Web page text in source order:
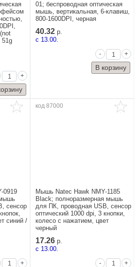
51g
+
01; беспроводная оптическая
мышь, вертикальная, 6-клавиш,
800-1600DPI, черная
40.32 р.
c 13.00.
-
+
0919
сенсор
синий /
+
код 87000
Мышь Natec Hawk NMY-1185
Black; полноразмерная мышь
для ПК, проводная USB, сенсор
оптический 1000 dpi, 3 кнопки,
колесо с нажатием, цвет
черный
17.26 р.
c 13.00.
-
+